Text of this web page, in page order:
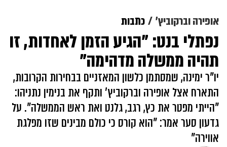
אופירה וברקוביץ' כתבות
נפתלי בנט: "הגיע הזמן לאחדות, זו
תהיה ממשלה מדהימה"
יו"ר ימינה, שמסתמן כלשון המאזניים בבחירות הקרובות,
התארח אצל אופירה וברקוביץ' ותקף את בנימין נתניהו:
"הייתי מפטר את כץ, רגב, גלנט ואת ראש הממשלה". על
גדעון סער אמר: "הוא קורס כי כולם מבינים שזו מפלגת
אווירה"